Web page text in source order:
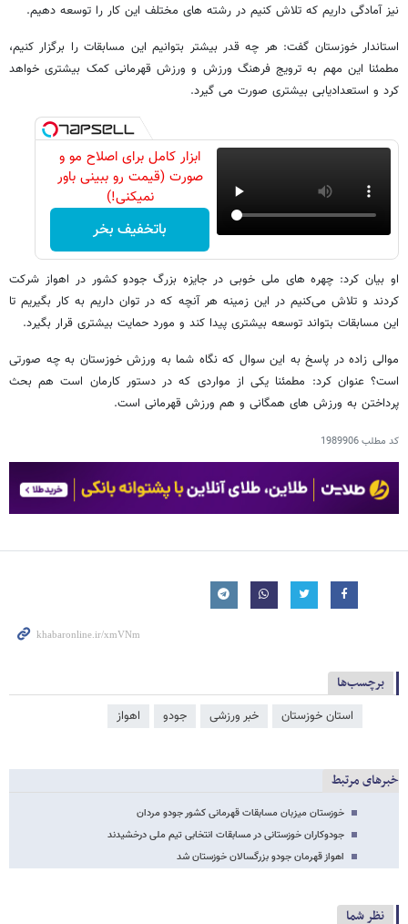
نیز آمادگی داریم که تلاش کنیم در رشته های مختلف این کار را توسعه دهیم.
استاندار خوزستان گفت: هر چه قدر بیشتر بتوانیم این مسابقات را برگزار کنیم،
مطمئنا این مهم به ترویج فرهنگ ورزش و ورزش قهرمانی کمک بیشتری خواهد
کرد و استعدادیابی بیشتری صورت می گیرد.
ابزار کامل برای اصلاح مو و
صورت (قیمت رو ببینی باور
نمیکنی!)
باتخفیف بخر
او بیان کرد: چهره های ملی خوبی در جایزه بزرگ جودو کشور در اهواز شرکت
کردند و تلاش می‌کنیم در این زمینه هر آنچه که در توان داریم به کار بگیریم تا
این مسابقات بتواند توسعه بیشتری پیدا کند و مورد حمایت بیشتری قرار بگیرد.
موالی زاده در پاسخ به این سوال که نگاه شما به ورزش خوزستان به چه صورتی
است؟ عنوان کرد: مطمئنا یکی از مواردی که در دستور کارمان است هم بحث
پرداختن به ورزش های همگانی و هم ورزش قهرمانی است.
کد مطلب1989906
برچسب‌ها
استان خوزستان خبر ورزشی جودو اهواز
خبرهای مرتبط
خوزستان میزبان مسابقات قهرمانی کشور جودو مردان
جودوکاران خوزستانی در مسابقات انتخابی تیم ملی درخشیدند
اهواز قهرمان جودو بزرگسالان خوزستان شد
نظر شما